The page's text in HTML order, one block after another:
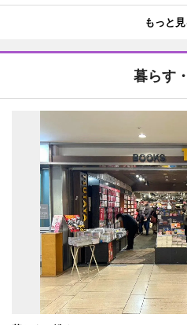
もっと
暮らす